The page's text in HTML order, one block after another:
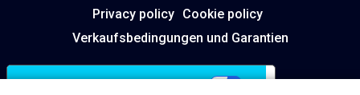
Privacy policy Cookie policy
Verkaufsbedingungen und Garantien